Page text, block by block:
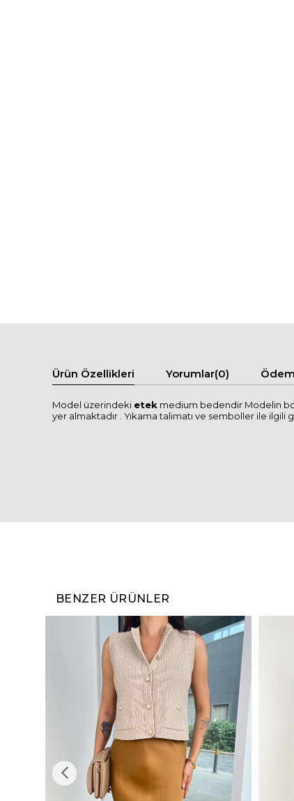
Ürün Özellikleri Yorumlar(0)
Model üzerindeki etek medium bedendir Modelin
yer almaktadır . Yıkama talimatı ve semboller ile
BENZER ÜRÜNLER